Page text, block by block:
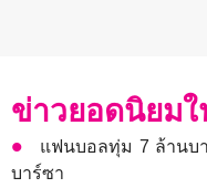
ข่าวยอดนิยม
แฟนบอลทุ่ม 7 ล้านบา
บาร์ซา